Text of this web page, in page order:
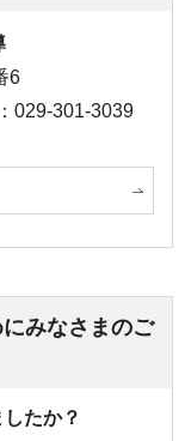
6
029-301-3039
みなさまのご
たか？